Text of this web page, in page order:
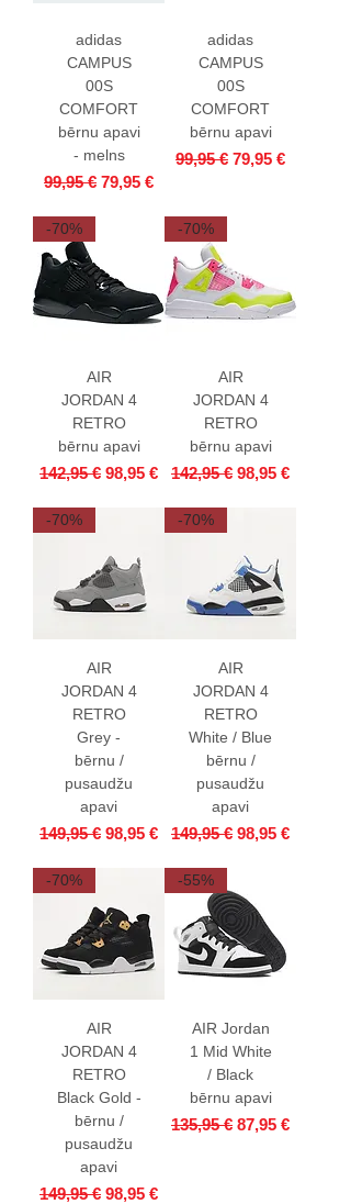
adidas
CAMPUS
00S
COMFORT
bērnu apavi
- melns
Parastā cena
99,95 € Izpārdošanas cena
79,95 €
adidas
CAMPUS
00S
COMFORT
bērnu apavi
Parastā cena
99,95 € Izpārdošanas
79,95 €
-70%
AIR
JORDAN 4
RETRO
bērnu apavi
Parastā cena
142,95 € Izpārdošanas cena
98,95 €
-70%
AIR
JORDAN 4
RETRO
bērnu apavi
Parastā cena
142,95 € Izpārdošanas
98,95 €
-70%
AIR
JORDAN 4
RETRO
Grey -
bērnu /
pusaudžu
apavi
Parastā cena
149,95 € Izpārdošanas cena
98,95 €
-70%
AIR
JORDAN 4
RETRO
White / Blue
bērnu /
pusaudžu
apavi
Parastā cena
149,95 € Izpārdošanas
98,95 €
-70%
AIR
JORDAN 4
RETRO
Black Gold -
bērnu /
pusaudžu
apavi
Parastā cena
149,95 € Izpārdošanas cena
98,95 €
-55%
AIR Jordan
1 Mid White
/ Black
bērnu apavi
Parastā cena
135,95 € Izpārdošanas
87,95 €